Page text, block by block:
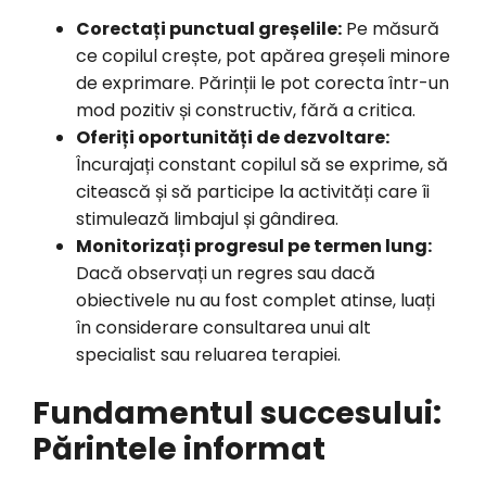
Corectați punctual greșelile: Pe măsură
ce copilul crește, pot apărea greșeli minore
de exprimare. Părinții le pot corecta într-un
mod pozitiv și constructiv, fără a critica.
Oferiți oportunități de dezvoltare:
Încurajați constant copilul să se exprime, să
citească și să participe la activități care îi
stimulează limbajul și gândirea.
Monitorizați progresul pe termen lung:
Dacă observați un regres sau dacă
obiectivele nu au fost complet atinse, luați
în considerare consultarea unui alt
specialist sau reluarea terapiei.
Fundamentul succesului:
Părintele informat